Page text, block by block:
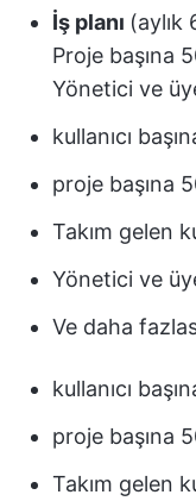
İş planı (aylık
Proje başına
Yönetici ve
kullanıcı
proje başına
Takım gelen
Yönetici ve
Ve daha
kullanıcı
proje başına
Takım gelen